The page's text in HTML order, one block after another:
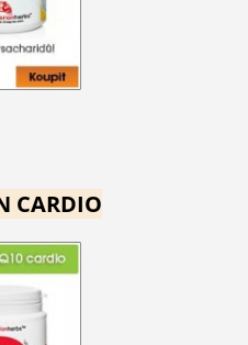
CARDIO